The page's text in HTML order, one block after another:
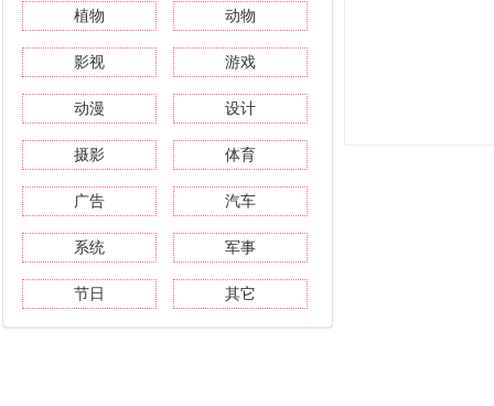
植物 动物
影视 游戏
动漫 设计
摄影 体育
广告 汽车
系统 军事
节日 其它